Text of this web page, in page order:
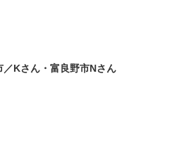
／Kさん・富良野市Nさん